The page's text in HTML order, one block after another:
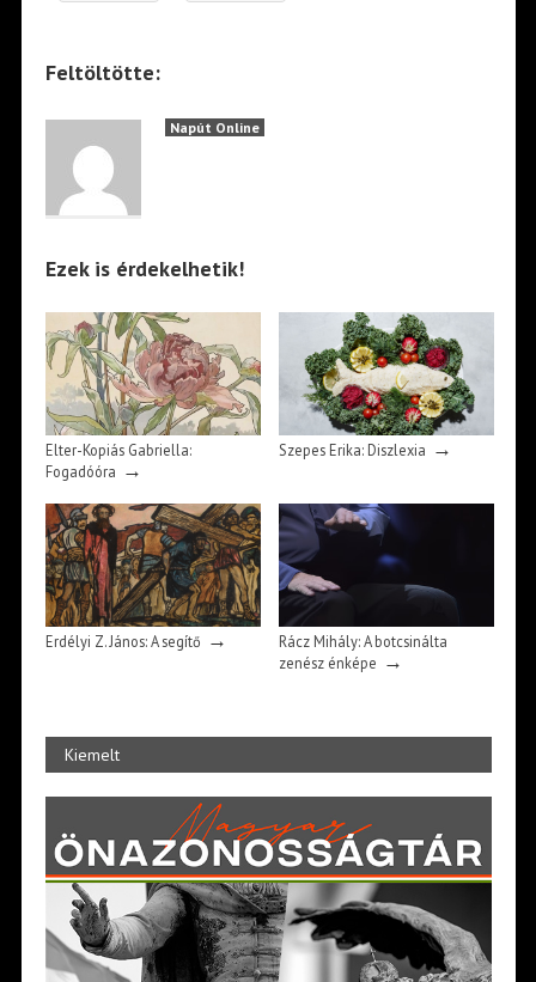
Feltöltötte:
Napút Online
Ezek is érdekelhetik!
Elter-Kopiás Gabriella:
Fogadóóra →
Szepes Erika: Diszlexia →
Erdélyi Z. János: A segítő →
Rácz Mihály: A botcsinálta
zenész énképe →
Kiemelt